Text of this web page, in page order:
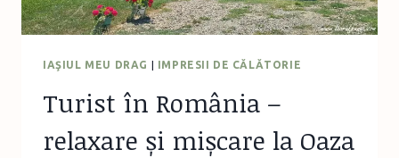
IAŞIUL MEU DRAG | IMPRESII DE CĂLĂTORIE
Turist în România –
relaxare și mișcare la Oaza